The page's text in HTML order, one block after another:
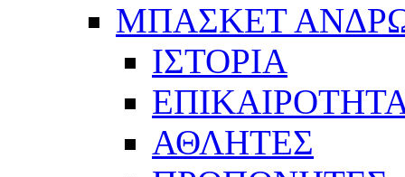
ΜΠΑΣΚΕΤ
ΙΣΤΟΡΙΑ
ΑΘΛΗΤΕΣ